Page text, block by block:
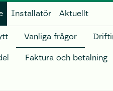
Installatör Aktuellt
Vanliga frågor
Faktura och betalning